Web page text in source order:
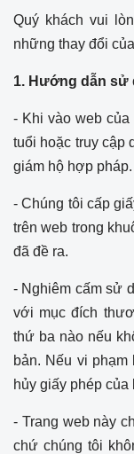
Quý khách vui
những thay đổi
1. Hướng dẫn sử
- Khi vào web
tuổi hoặc truy cập
giám hộ hợp pháp.
- Chúng tôi cấp
trên web trong
đã đề ra.
- Nghiêm cấm sử
với mục đích
thứ ba nào nếu
bản. Nếu vi
hủy giấy phép
- Trang web này
chứ chúng tôi